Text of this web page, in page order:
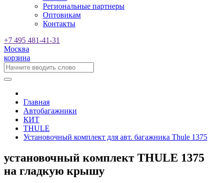
Региональные партнеры
Оптовикам
Контакты
+7 495 481-41-31
Москва
корзина
Главная
Автобагажники
КИТ
THULE
Установочный комплект для авт. багажника Thule 1375
установочный комплект THULE 1375
на гладкую крышу